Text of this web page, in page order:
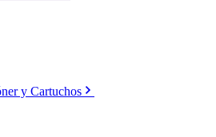
y Cartuchos